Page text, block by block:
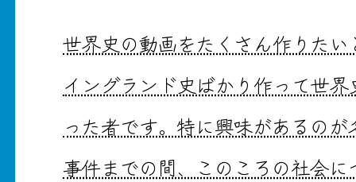
世界史の動画をたくさん作りた
イングランド史ばかり作って世
った者です。特に興味があるの
事件までの間、このころの社会